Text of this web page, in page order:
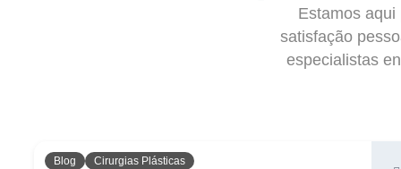
Estamos
satisfação
especialistas
Blog Cirurgias Plásticas